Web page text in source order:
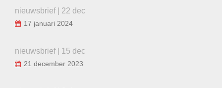
nieuwsbrief | 22 dec
17 januari 2024
nieuwsbrief | 15 dec
21 december 2023